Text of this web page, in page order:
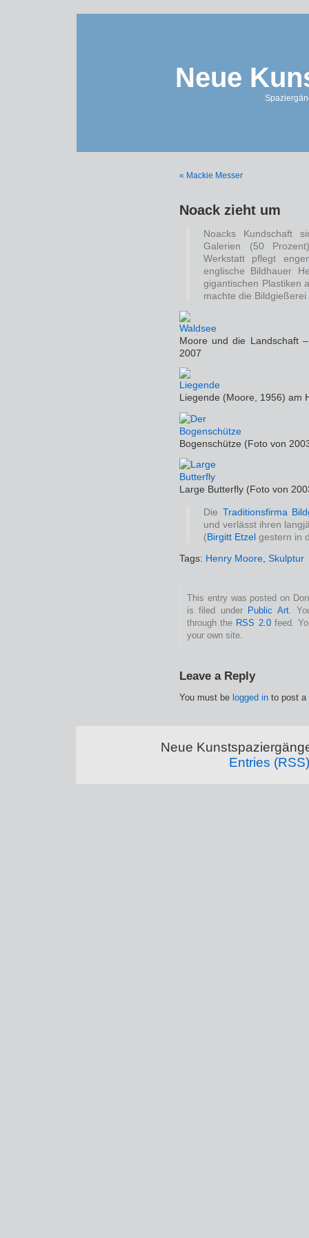
Neue
« Mackie Messer
Noack zieht um
Noacks Kundschaft
Galerien (50
Werkstatt pflegt
englische Bildhauer
gigantischen Plastiken
machte die
Moore und die Landschaft
2007
Liegende (Moore, 1956) am
Bogenschütze (Foto von
Large Butterfly (Foto von
Die Traditionsfirma
und verlässt ihren
(Birgitt Etzel gestern in
Tags: Henry Moore Skulptur
This entry was posted on
is filed under Public Art.
through the RSS 2.0feed.
your own site.
Leave a Reply
You must be logged in to post a
Neue
Entries (RSS)